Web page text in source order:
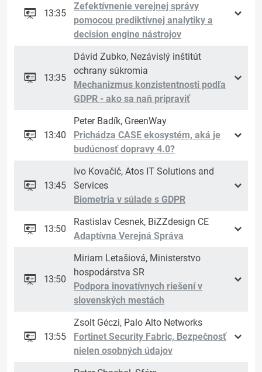
13:35
Zefektívnenie verejnej správy
pomocou prediktívnej analytiky a
decision engine nástrojov
13:35
Dávid Zubko, Nezávislý inštitút
ochrany súkromia
Mechanizmus konzistentnosti podľa
GDPR - ako sa naň pripraviť
13:40
Peter Badík, GreenWay
Prichádza CASE ekosystém, aká je
budúcnosť dopravy 4.0?
13:45
Ivo Kovačič, Atos IT Solutions and
Services
Biometria v súlade s GDPR
13:50
Rastislav Cesnek, BiZZdesign CE
Adaptívna Verejná Správa
13:50
Miriam Letašiová, Ministerstvo
hospodárstva SR
Podpora inovatívnych riešení v
slovenských mestách
13:55
Zsolt Géczi, Palo Alto Networks
Fortinet Security Fabric, Bezpečnosť
nielen osobných údajov